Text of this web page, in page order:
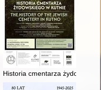
Zdrój
Historia cmentarza